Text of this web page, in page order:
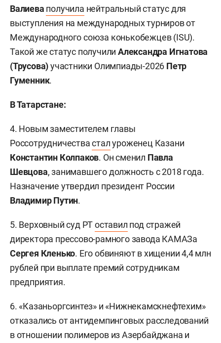
Валиева получила нейтральный статус для
выступления на международных турниров от
Международного союза конькобежцев (ISU).
Такой же статус получилиАлександра Игнатова
(Трусова)участники Олимпиады-2026 Петр
Гуменник.
В Татарстане:
4. Новым заместителем главы
Россотрудничествасталуроженец Казани
Константин Колпаков. Он сменил Павла
Шевцова, занимавшего должность с 2018 года.
Назначение утвердил президент России
Владимир Путин.
5. Верховный суд РТоставил под стражей
директора прессово-рамного завода КАМАЗа
Сергея Кленько. Его обвиняют в хищении 4,4 млн
рублей при выплате премий сотрудникам
предприятия.
6. «Казаньоргсинтез» и «Нижнекамскнефтехим»
отказались от антидемпинговых расследований
в отношении полимеров из Азербайджана и